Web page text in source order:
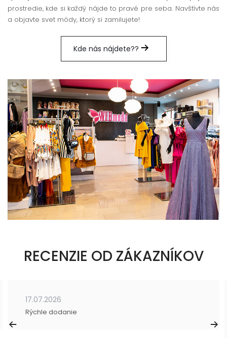
prostredie, kde si každý nájde to pravé pre seba. Navštívte nás
a objavte svet módy, ktorý si zamilujete!
Kde nás nájdete??
RECENZIE OD ZÁKAZNÍKOV
17.07.2026
Rýchle dodanie